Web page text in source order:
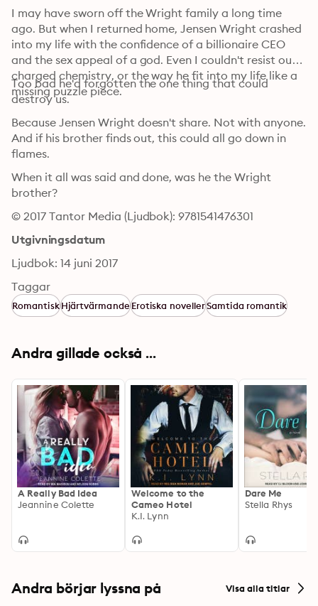
I may have sworn off the Wright family a long time
ago. But when I returned home, Jensen Wright crashed
into my life with the confidence of a billionaire CEO
and the sex appeal of a god. Even I couldn't resist our
charged chemistry, or the way he fit into my life like a
missing puzzle piece.
Too bad he'd forgotten the one thing that could
destroy us.
Because Jensen Wright doesn't share. Not with anyone.
And if his brother finds out, this could all go down in
flames.
When it all was said and done, was he the Wright
brother?
© 2017 Tantor Media (Ljudbok): 9781541476301
Utgivningsdatum
Ljudbok: 14 juni 2017
Taggar
RomantiskHjärtvärmandeErotiska novellerSamtida romantik
Andra gillade också ...
A Really Bad Idea
Jeannine Colette
Welcome to the
Cameo Hotel
K.I. Lynn
Dare Me
Stella Rhys
Andra börjar lyssna på Visa alla titlar